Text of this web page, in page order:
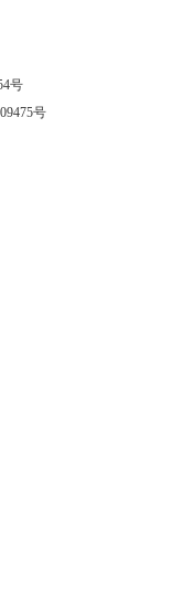
号
号